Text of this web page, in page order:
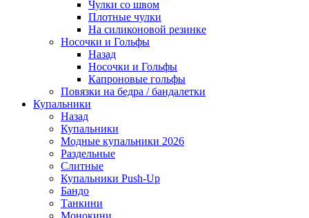
Чулки со швом
Плотные чулки
На силиконовой резинке
Носочки и Гольфы
Назад
Носочки и Гольфы
Капроновые гольфы
Повязки на бедра / бандалетки
Купальники
Назад
Купальники
Модные купальники 2026
Раздельные
Слитные
Купальники Push-Up
Бандо
Танкини
Монокини